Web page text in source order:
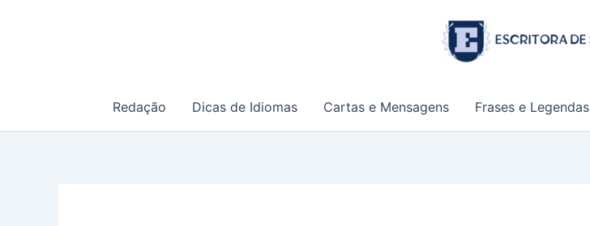
Redação Dicas de Idiomas Cartas e Mensagens Frases e Legendas